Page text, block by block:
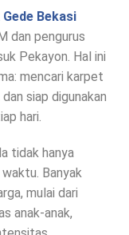
Bekasi
dan pengurus
Pekayon. Hal ini
mencari karpet
siap digunakan
hari.
tidak hanya
Banyak
mulai dari
anak-anak,